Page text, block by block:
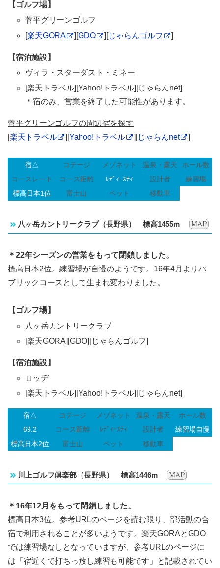
【ゴルフ場】
菅平グリーンゴルフ
[楽天GORA ][GDO ][じゃらんゴルフ ]
【宿泊施設】
ヴィラ・スターダスト・ミネー
[楽天トラベル][Yahoo!トラベル][じゃらんnet]
＊宿のみ、営業を終了した可能性があります。
菅平グリーンゴルフの周辺宿を探す
[楽天トラベル ][Yahoo!トラベル ][じゃらんnet ]
宿△ コテージ メゾネット 温泉・露天
ホール数
コースレート
コース距離 ﾚﾃﾞｨｰｽﾃｨ 設計者
練習場
標高日本1位
富士山 ペット 移動車
八ヶ岳カントリークラブ（長野県） 標高1455m
＊22年シーズンの営業をもって閉鎖しました。
標高日本2位。練習場が自慢のようです。16年4月よりパ
ブリックコースとして生まれ変わりました。
【ゴルフ場】
八ヶ岳カントリークラブ
[楽天GORA][GDO][じゃらんゴルフ]
【宿泊施設】
ロッヂ
[楽天トラベル][Yahoo!トラベル][じゃらんnet]
宿△ コテージ メゾネット 温泉・露天
ホール数
69.2
コース距離 ﾚﾃﾞｨｰｽﾃｨ 設計者
練習場自慢
標高日本2位
富士山 ペット 移動車
川上ゴルフ倶楽部（長野県） 標高1446m
＊16年12月をもって閉鎖しました。
標高日本3位。参考URLのページを読む限り、部活動の合
宿で利用されることが多いようです。楽天GORAとGDO
では練習場なしとなっていますが、参考URLのページに
は「宿近くで打ちっ放し練習も可能です」と記載されてい